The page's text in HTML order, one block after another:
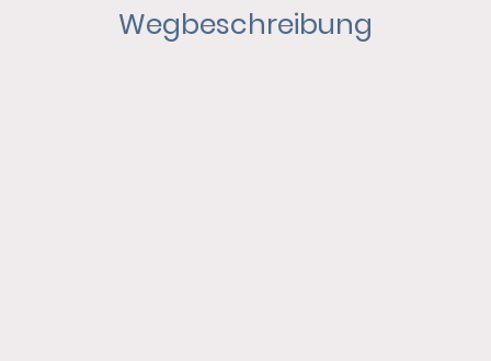
Wegbeschreibung